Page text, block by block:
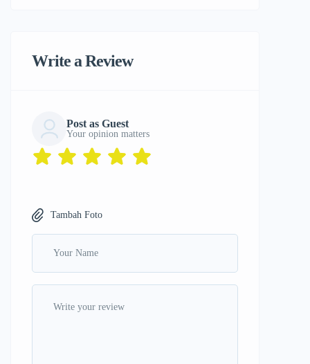
Write a Review
Post as Guest
Your opinion matters
Tambah Foto